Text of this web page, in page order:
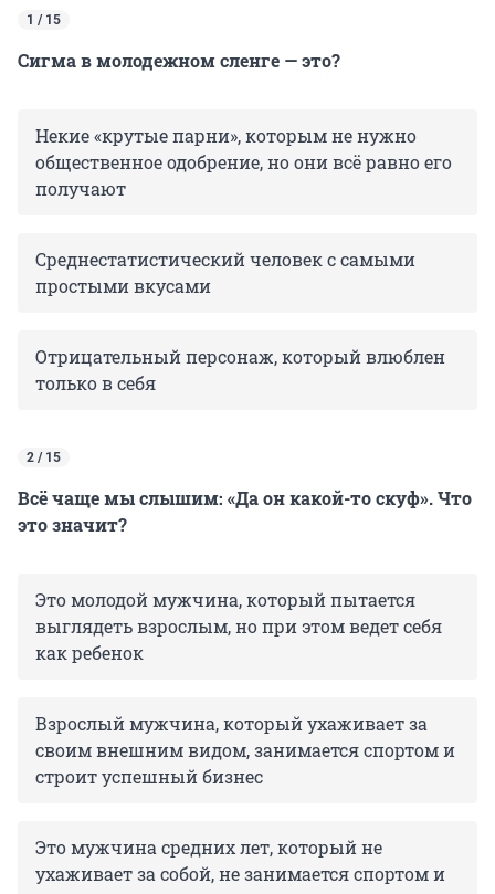
1 / 15
Сигма в молодежном сленге — это?
Некие «крутые парни», которым не нужно
общественное одобрение, но они всё равно его
получают
Среднестатистический человек с самыми
простыми вкусами
Отрицательный персонаж, который влюблен
только в себя
2 / 15
Всё чаще мы слышим: «Да он какой-то скуф». Что
это значит?
Это молодой мужчина, который пытается
выглядеть взрослым, но при этом ведет себя
как ребенок
Взрослый мужчина, который ухаживает за
своим внешним видом, занимается спортом и
строит успешный бизнес
Это мужчина средних лет, который не
ухаживает за собой, не занимается спортом и